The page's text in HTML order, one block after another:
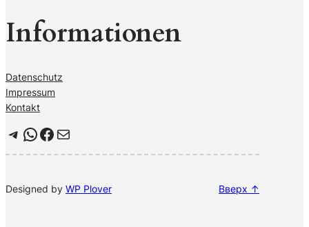
Informationen
Datenschutz
Impressum
Kontakt
Telegram WhatsApp Facebook Почта
Designed by WP Plover Вверх ↑